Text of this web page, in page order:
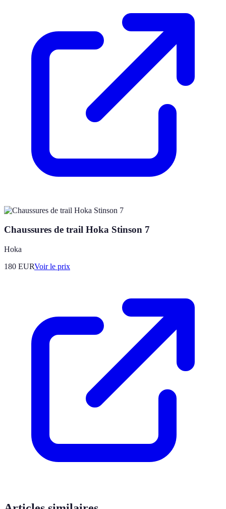
Chaussures de trail Hoka Stinson 7
Hoka
180 EURVoir le prix